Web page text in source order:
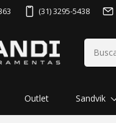
(31) 3295-5438
Outlet Sandvik